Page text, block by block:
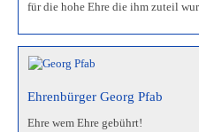
für die hohe Ehre die ihm zuteil
Ehrenbürger Georg Pfab
Ehre wem Ehre gebührt!